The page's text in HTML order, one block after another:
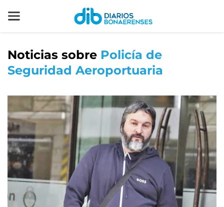
Noticias sobre Policía de
Seguridad Aeroportuaria